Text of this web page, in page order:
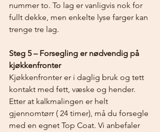
nummer to. To lag er vanligvis nok for
fullt dekke, men enkelte lyse farger kan
trenge tre lag.
Steg 5 – Forsegling er nødvendig på
kjøkkenfronter
Kjøkkenfronter er i daglig bruk og tett
kontakt med fett, væske og hender.
Etter at kalkmalingen er helt
gjennomtørr ( 24 timer), må du forsegle
med en egnet Top Coat. Vi anbefaler